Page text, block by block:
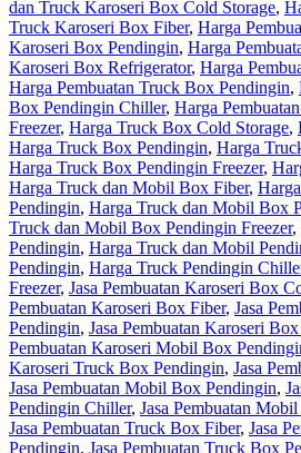
dan Truck Karoseri Box Cold Storage,
Truck Karoseri Box Fiber, Harga
Karoseri Box Pendingin, Harga
Karoseri Box Refrigerator, Harga
Harga Pembuatan Truck Box Pendingin,
Box Pendingin Chiller, Harga
Freezer, Harga Truck Box Cold Storage,
Harga Truck Box Pendingin, Harga
Harga Truck Box Pendingin Freezer,
Harga Truck dan Mobil Box Fiber,
Pendingin, Harga Truck dan Mobil Box
Truck dan Mobil Box Pendingin Freezer,
Pendingin, Harga Truck dan Mobil
Pendingin, Harga Truck Pendingin
Freezer, Jasa Pembuatan Karoseri Box
Pembuatan Karoseri Box Fiber, Jasa
Pendingin, Jasa Pembuatan Karoseri
Pembuatan Karoseri Mobil Box
Karoseri Truck Box Pendingin, Jasa
Jasa Pembuatan Mobil Box Pendingin,
Pendingin Chiller, Jasa Pembuatan
Jasa Pembuatan Truck Box Fiber, Jasa
Pendingin, Jasa Pembuatan Truck Box